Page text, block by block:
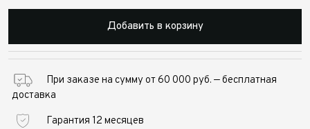
Добавить в корзину
При заказе на сумму от 60 000 руб. — бесплатная
доставка
Гарантия 12 месяцев